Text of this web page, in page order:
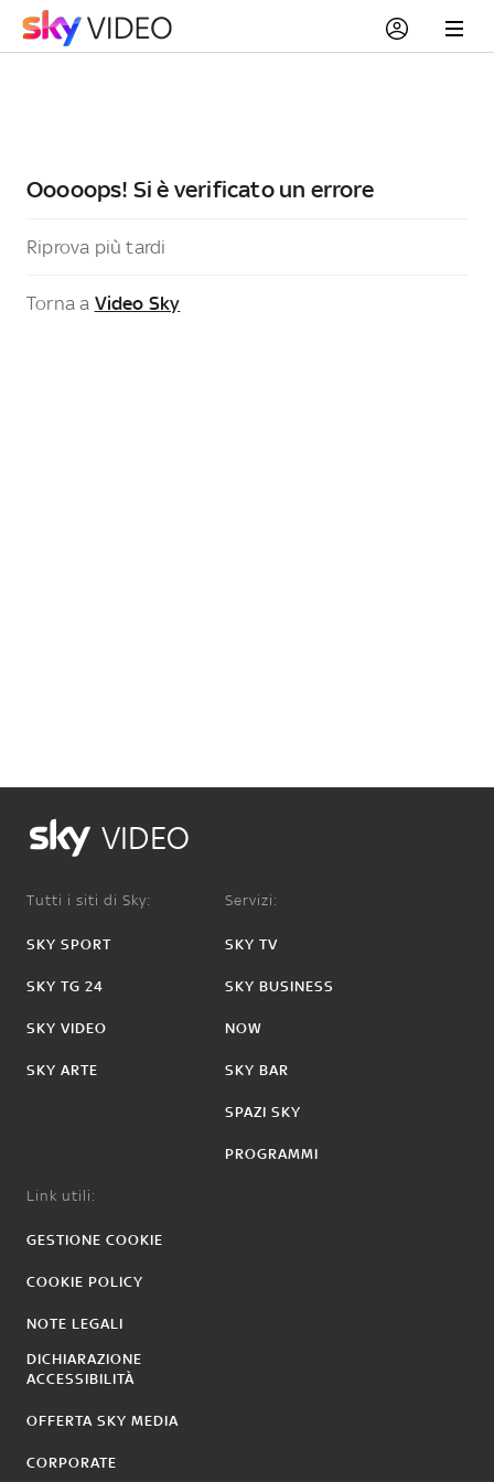
Ooooops! Si è verificato un errore
Riprova più tardi
Torna a Video Sky
VIDEO
Tutti i siti di Sky:
SKY SPORT
SKY TG 24
SKY VIDEO
SKY ARTE
Servizi:
SKY TV
SKY BUSINESS
NOW
SKY BAR
SPAZI SKY
PROGRAMMI
Link utili:
GESTIONE COOKIE
COOKIE POLICY
NOTE LEGALI
DICHIARAZIONE
ACCESSIBILITÀ
OFFERTA SKY MEDIA
CORPORATE